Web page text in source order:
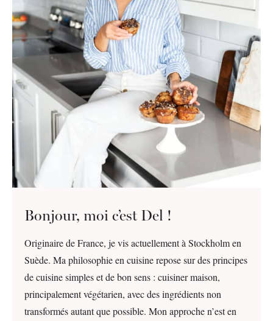
Bonjour, moi c’est Del !
Originaire de France, je vis actuellement à Stockholm en
Suède. Ma philosophie en cuisine repose sur des principes
de cuisine simples et de bon sens : cuisiner maison,
principalement végétarien, avec des ingrédients non
transformés autant que possible. Mon approche n’est en